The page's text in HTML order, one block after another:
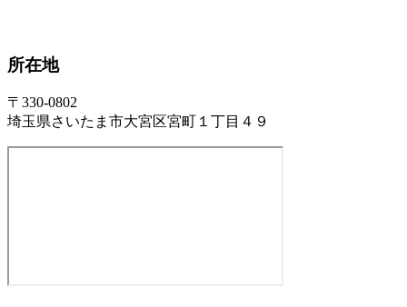
所在地
〒330-0802
埼玉県さいたま市大宮区宮町１丁目４９